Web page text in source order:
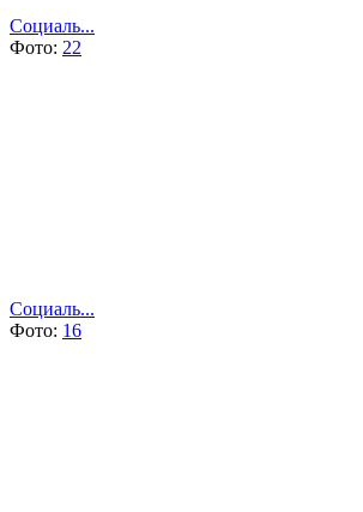
Социаль...
Фото: 22
Социаль...
Фото: 16